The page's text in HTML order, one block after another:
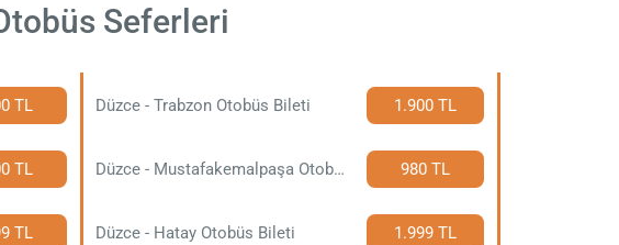
Seferleri
TL Düzce - Trabzon Otobüs Bileti 1.900 TL
TL Düzce - Mustafakemalpaşa Otobüs Bileti 980 TL
TL Düzce - Hatay Otobüs Bileti 1.999 TL